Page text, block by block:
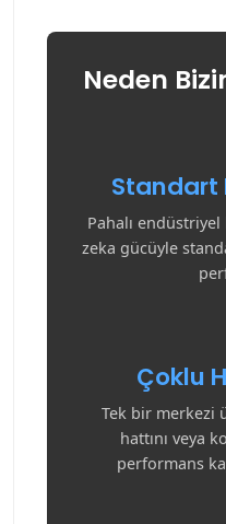
Neden
Standart
Pahalı
zeka gücüyle
Çoklu
Tek bir merkezi
hattını veya
performans